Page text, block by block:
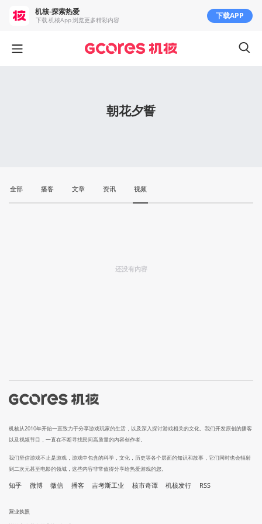
朝花夕誓
全部 播客 文章 资讯 视频
还没有内容
机核从2010年开始一直致力于分享游戏玩家的生活，以及深入探讨游戏相关的文化。我们开发原创的播客
以及视频节目，一直在不断寻找民间高质量的内容创作者。
我们坚信游戏不止是游戏，游戏中包含的科学，文化，历史等各个层面的知识和故事，它们同时也会辐射
到二次元甚至电影的领域，这些内容非常值得分享给热爱游戏的您。
知乎 微博 微信 播客 吉考斯工业 核市奇谭 机核发行 RSS
营业执照
机核-探索热爱
下载 机核App 浏览更多精彩内容 下载APP